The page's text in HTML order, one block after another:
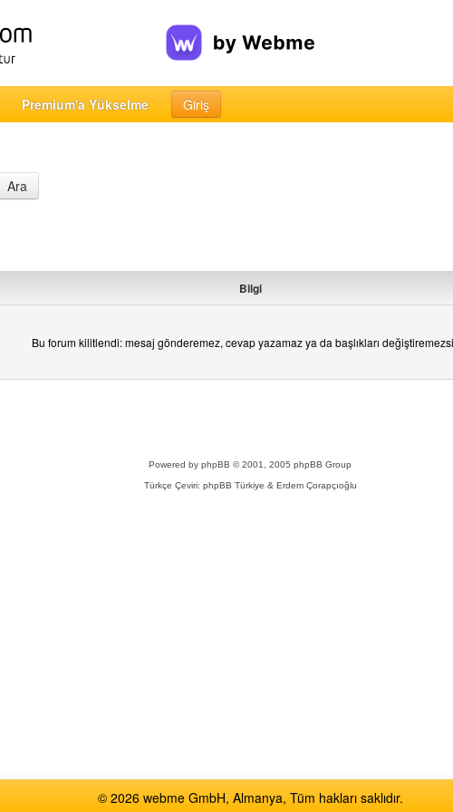
Premium'a Yükselme Giriş
Ara
Bilgi
Bu forum kilitlendi: mesaj gönderemez, cevap yazamaz ya da başlıkları
Powered by phpBB © 2001, 2005 phpBB Group
Türkçe Çeviri: phpBB Türkiye & Erdem Çorapçıoğlu
© 2026 webme GmbH, Almanya, Tüm hakları saklıdır.